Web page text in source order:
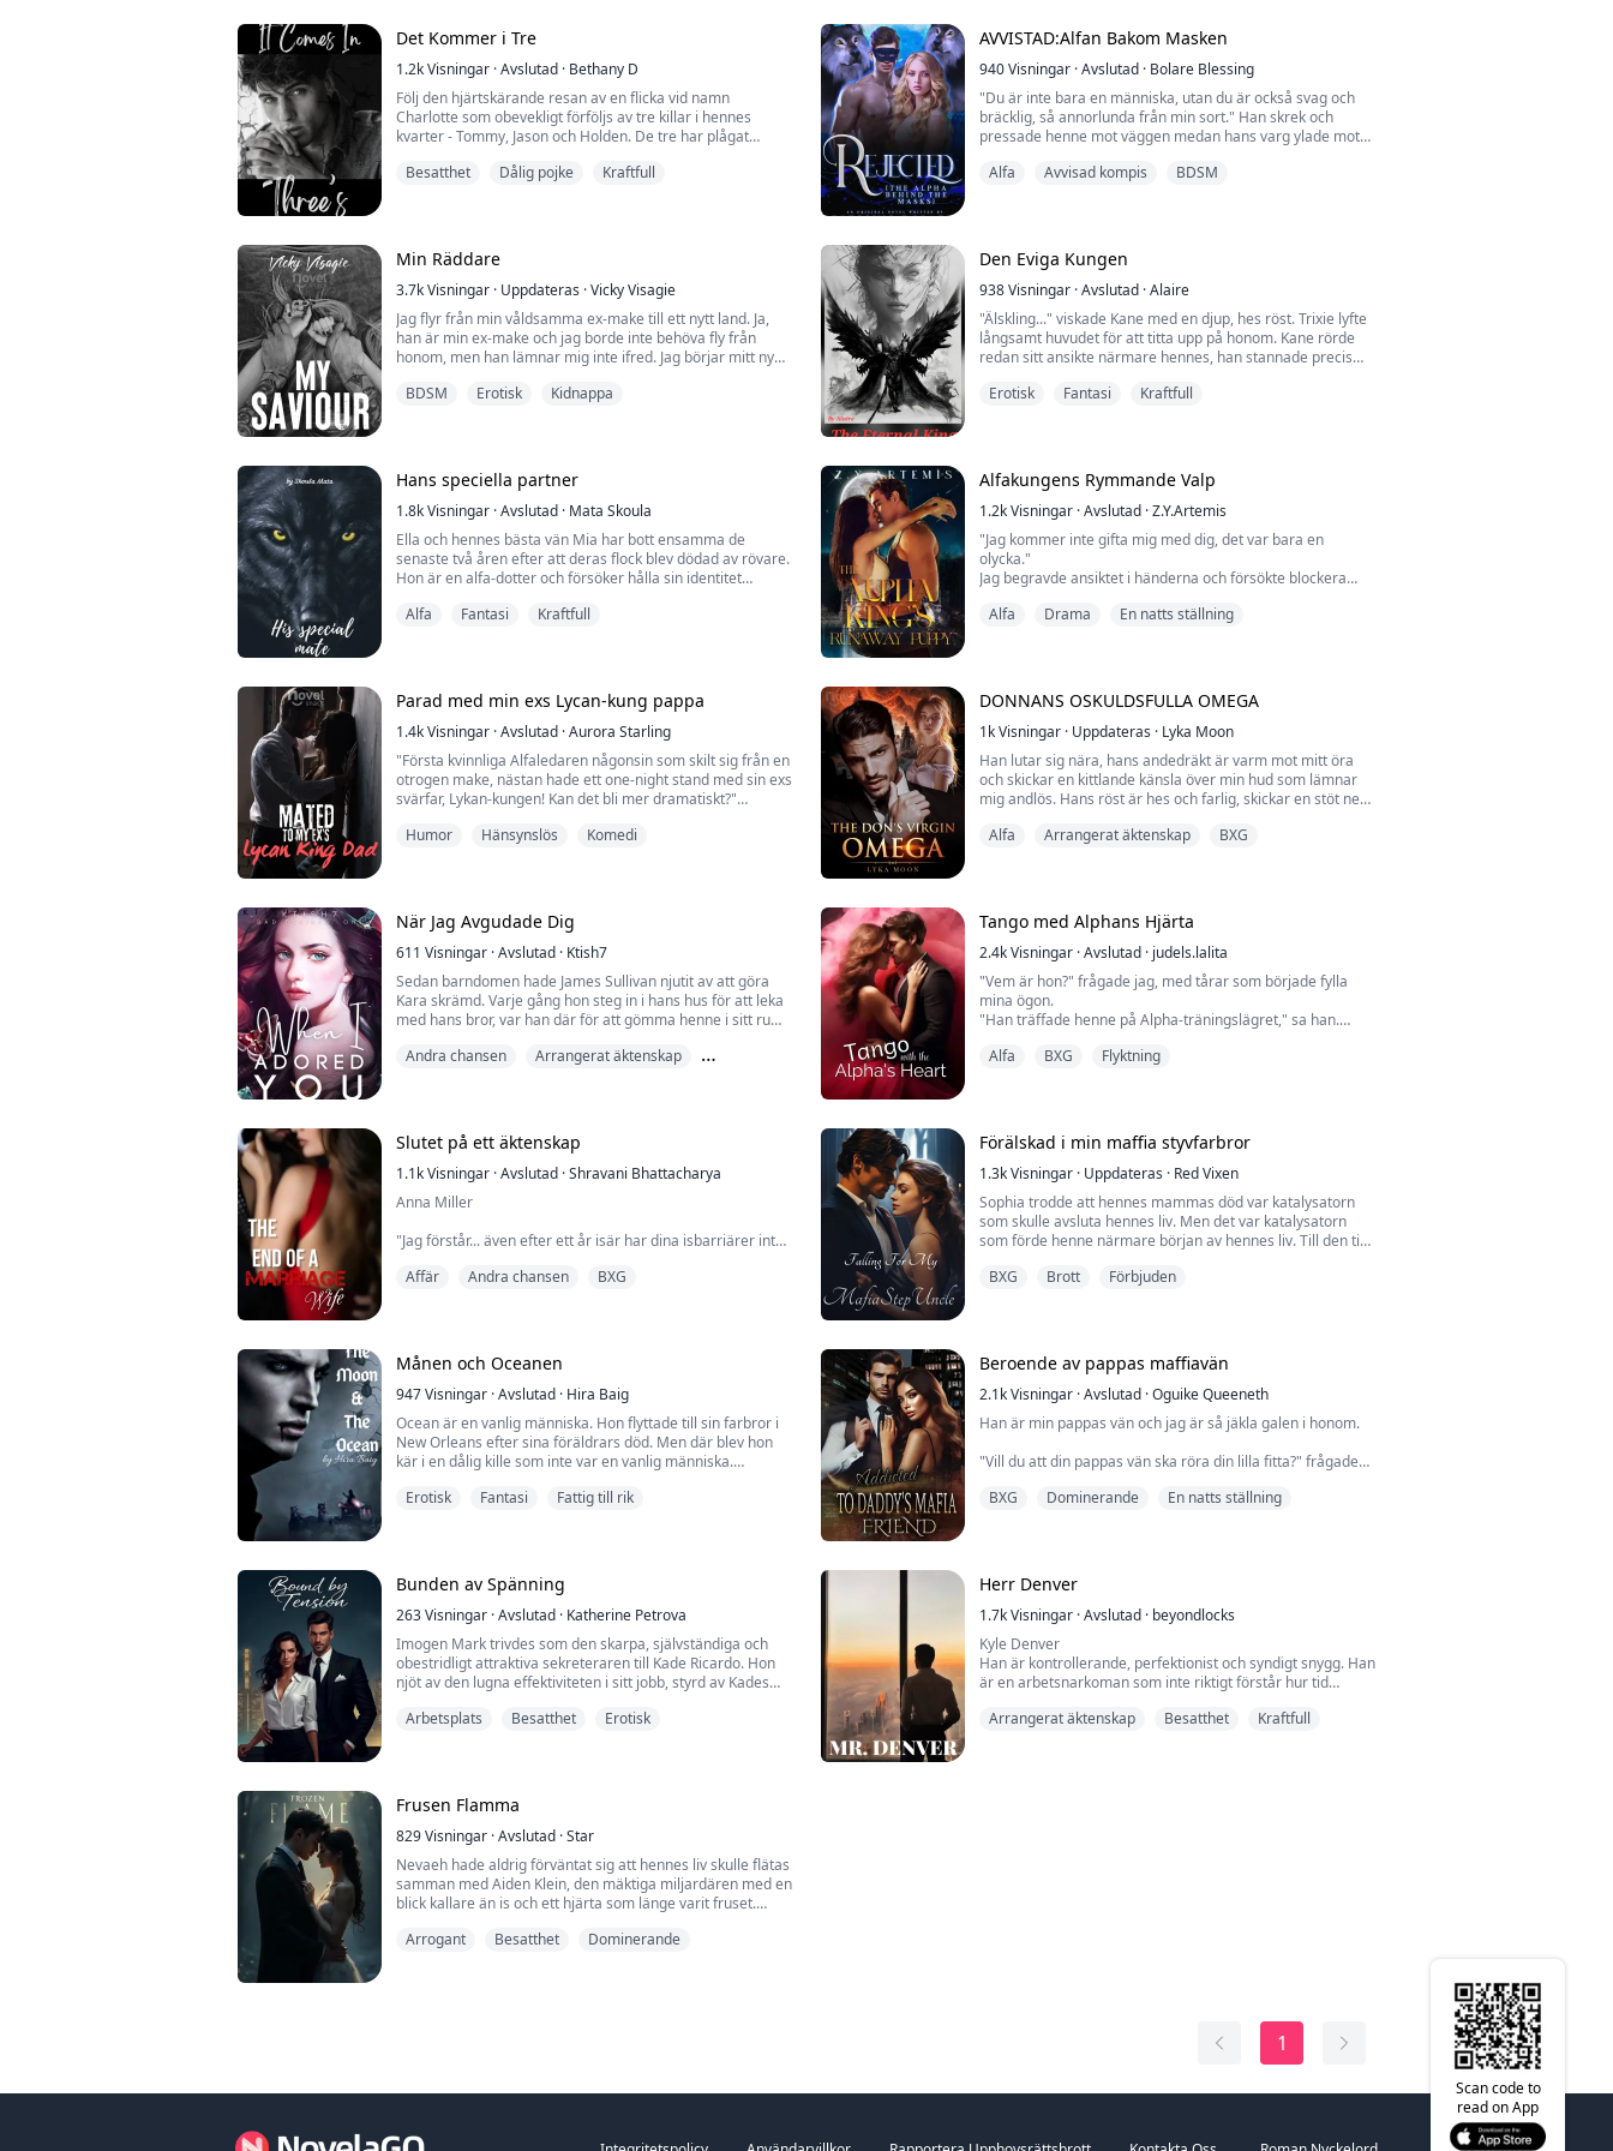
och VD för Caine Inc. En berusad engångsföreteelse leder
t...
knä av smärta. Jag ville falla på knä och klösa mitt bröst.
Men hon gjorde det inte...
Det Kommer i Tre
1.2kVisningar ·Avslutad · Bethany D
Följ den hjärtskärande resan av en flicka vid namn
Charlotte som obevekligt förföljs av tre killar i hennes
kvarter - Tommy, Jason och Holden. De tre har plågat
hennes blyga personlighet...
kommer att ångra djupt!
När hon fl...
Besatthet Dålig pojke Kraftfull
AVVISTAD:Alfan Bakom Masken
940Visningar ·Avslutad · Bolare Blessing
"Du är inte bara en människa, utan du är också svag och
bräcklig, så annorlunda från min sort." Han skrek och
pressade henne mot väggen medan hans varg ylade mot
hennes ögon, som var fyllda av rädsla och smärta.
Alfa Avvisad kompis BDSM
Min Räddare
3.7kVisningar · Uppdateras ·Vicky Visagie
Jag flyr från min våldsamma ex-make till ett nytt land. Ja,
han är min ex-make och jag borde inte behöva fly från
honom, men han lämnar mig inte ifred. Jag börjar mitt nya
Upper East Side och bor med min brors vänner. Ett
BDSM Erotisk Kidnappa
Den Eviga Kungen
938Visningar ·Avslutad ·Alaire
"Älskling..." viskade Kane med en djup, hes röst. Trixie lyfte
långsamt huvudet för att titta upp på honom. Kane rörde
redan sitt ansikte närmare hennes, han stannade precis
hennes ögon och lutade sig närmare och pressade
Erotisk Fantasi Kraftfull
Hans speciella partner
1.8kVisningar ·Avslutad · Mata Skoula
Ella och hennes bästa vän Mia har bott ensamma de
senaste två åren efter att deras flock blev dödad av rövare.
Hon är en alfa-dotter och försöker hålla sin identitet
dem till sin flock. Vad kommer att hända där? Är Ella redo
mardröm för sina fiender ...
Alfa Fantasi Kraftfull
Alfakungens Rymmande Valp
1.2kVisningar ·Avslutad ·Z.Y.Artemis
"Jag kommer inte gifta mig med dig, det var bara en
olycka."
Jag begravde ansiktet i händerna och försökte blockera
hade just friat, men jag visste inte ens vad han hette. Vad i
"Nej, det ä...
Alfa Drama En natts ställning
Parad med min exs Lycan-kung pappa
1.4kVisningar ·Avslutad ·Aurora Starling
"Första kvinnliga Alfaledaren någonsin som skilt sig från en
otrogen make, nästan hade ett one-night stand med sin exs
svärfar, Lykan-kungen! Kan det bli mer dramatiskt?"
Graces värld vändes upp och ner när hennes partner valde
Humor Hänsynslös Komedi
DONNANS OSKULDSFULLA OMEGA
1kVisningar · Uppdateras · Lyka Moon
Han lutar sig nära, hans andedräkt är varm mot mitt öra
och skickar en kittlande känsla över min hud som lämnar
mig andlös. Hans röst är hes och farlig, skickar en stöt ner i
ord fyllda med busig avsikt.
Alfa Arrangerat äktenskap BXG
När Jag Avgudade Dig
611 Visningar ·Avslutad · Ktish7
Sedan barndomen hade James Sullivan njutit av att göra
Kara skrämd. Varje gång hon steg in i hans hus för att leka
med hans bror, var han där för att gömma henne i sitt rum
gick.
James trodde att efter ett litet utbrott skulle ...
Andra chansen
Arrangerat äktenskap
Tango med Alphans Hjärta
2.4kVisningar ·Avslutad · judels.lalita
"Vem är hon?" frågade jag, med tårar som började fylla
mina ögon.
"Han träffade henne på Alpha-träningslägret," sa han.
vilket indikerar att hans varg är nöjd med sitt val."
Emily blev packens...
Alfa BXG Flyktning
Slutet på ett äktenskap
1.1kVisningar ·Avslutad ·Shravani Bhattacharya
Anna Miller
"Jag förstår... även efter ett år isär har dina isbarriärer inte
svag antydan av aversion.
han hade låst in henne - i hans förfäders slott i Grekland...
efte...
Affär Andra chansen BXG
Förälskad i min maffia styvfarbror
1.3kVisningar · Uppdateras · Red Vixen
Sophia trodde att hennes mammas död var katalysatorn
som skulle avsluta hennes liv. Men det var katalysatorn
som förde henne närmare början av hennes liv. Till den tid
styvfarbror inte är vad hon trodd...
BXG Brott Förbjuden
Månen och Oceanen
947Visningar ·Avslutad · Hira Baig
Ocean är en vanlig människa. Hon flyttade till sin farbror i
New Orleans efter sina föräldrars död. Men där blev hon
kär i en dålig kille som inte var en vanlig människa.
Moon är en övernaturlig hybridvarelse. Men han visste
Kommer han någonsin att få reda på sitt sanna jag?
Kommer Moon och Ocean någonsin att vara tillsammans?...
Erotisk Fantasi Fattig till rik
Beroende av pappas maffiavän
2.1kVisningar ·Avslutad ·Oguike Queeneth
Han är min pappas vän och jag är så jäkla galen i honom.
"Vill du att din pappas vän ska röra din lilla fitta?" frågade
"Snälla, jag behöver att du fyller min fitta med din kuk," bad
jag andfått.
"Duktig flicka...
BXG Dominerande En natts ställning
Bunden av Spänning
263Visningar ·Avslutad · Katherine Petrova
Imogen Mark trivdes som den skarpa, självständiga och
obestridligt attraktiva sekreteraren till Kade Ricardo. Hon
njöt av den lugna effektiviteten i sitt jobb, styrd av Kades
företaget tvingar henne att arbeta under Hames Hendrix,
Arbetsplats Besatthet Erotisk
Herr Denver
1.7kVisningar ·Avslutad · beyondlocks
Kyle Denver
Han är kontrollerande, perfektionist och syndigt snygg. Han
är en arbetsnarkoman som inte riktigt förstår hur tid
Istället för att njuta av livet som alla andra miljardärer gör,
Arrangerat äktenskap Besatthet Kraftfull
Frusen Flamma
829Visningar ·Avslutad ·Star
Nevaeh hade aldrig förväntat sig att hennes liv skulle flätas
samman med Aiden Klein, den mäktiga miljardären med en
blick kallare än is och ett hjärta som länge varit fruset.
en bländande figur älskad av samhället, avundad av män
Arrogant Besatthet Dominerande
1
Scan code to
read on App